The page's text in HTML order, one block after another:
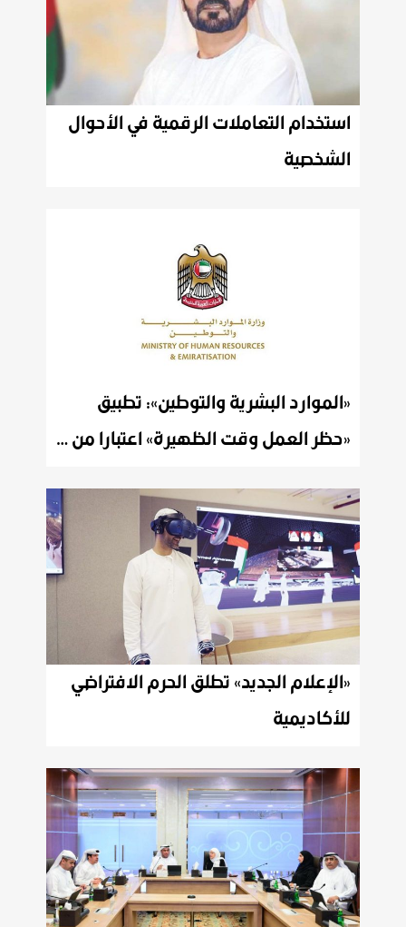
استخدام التعاملات الرقمية في الأحوال
الشخصية
«الموارد البشرية والتوطين»: تطبيق
«حظر العمل وقت الظهيرة» اعتبارا من 15 يونيو الجاري
«الإعلام الجديد» تطلق الحرم الافتراضي
للأكاديمية